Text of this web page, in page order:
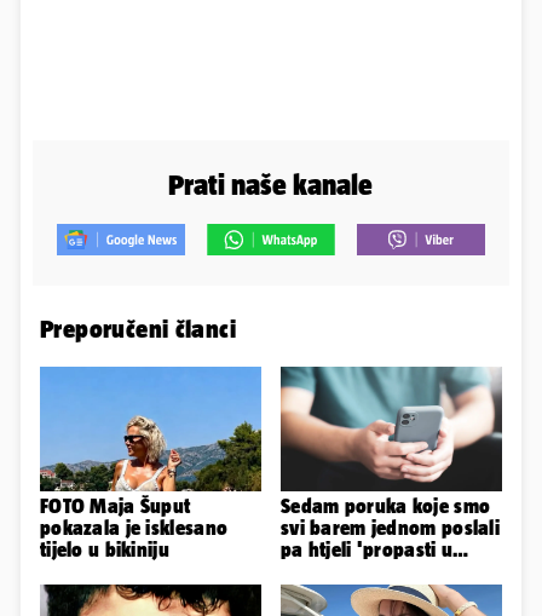
Prati naše kanale
Preporučeni članci
FOTO Maja Šuput
pokazala je isklesano
tijelo u bikiniju
Sedam poruka koje smo
svi barem jednom poslali
pa htjeli 'propasti u